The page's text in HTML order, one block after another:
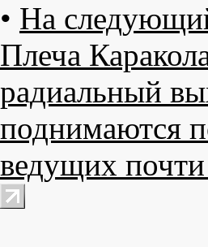
• На
Плеча
радиальный
поднимаются
ведущих